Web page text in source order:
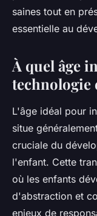
saines tout en
essentielle au
À quel âge
technologie
L'âge idéal pour
situe
cruciale du
l'enfant. Cette
où les enfants
d'abstraction et
enjeux de